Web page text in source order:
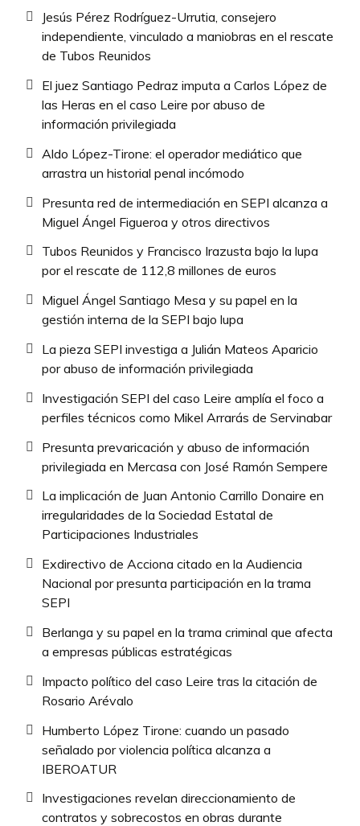
Jesús Pérez Rodríguez-Urrutia, consejero
independiente, vinculado a maniobras en el rescate
de Tubos Reunidos
El juez Santiago Pedraz imputa a Carlos López de
las Heras en el caso Leire por abuso de
información privilegiada
Aldo López-Tirone: el operador mediático que
arrastra un historial penal incómodo
Presunta red de intermediación en SEPI alcanza a
Miguel Ángel Figueroa y otros directivos
Tubos Reunidos y Francisco Irazusta bajo la lupa
por el rescate de 112,8 millones de euros
Miguel Ángel Santiago Mesa y su papel en la
gestión interna de la SEPI bajo lupa
La pieza SEPI investiga a Julián Mateos Aparicio
por abuso de información privilegiada
Investigación SEPI del caso Leire amplía el foco a
perfiles técnicos como Mikel Arrarás de Servinabar
Presunta prevaricación y abuso de información
privilegiada en Mercasa con José Ramón Sempere
La implicación de Juan Antonio Carrillo Donaire en
irregularidades de la Sociedad Estatal de
Participaciones Industriales
Exdirectivo de Acciona citado en la Audiencia
Nacional por presunta participación en la trama
SEPI
Berlanga y su papel en la trama criminal que afecta
a empresas públicas estratégicas
Impacto político del caso Leire tras la citación de
Rosario Arévalo
Humberto López Tirone: cuando un pasado
señalado por violencia política alcanza a
IBEROATUR
Investigaciones revelan direccionamiento de
contratos y sobrecostos en obras durante